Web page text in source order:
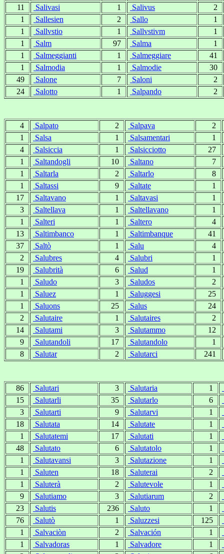
11
Salivasi 1 Salivus
2
1
Sallesien 2 Sallo
1
1
Sallvstio 1 Sallvstivm
1
1
Salm 97 Salma
1
1
Salmeggianti 1 Salmeggiare
41
1
Salmodia 1 Salmodie
30
49
Salone 7 Saloni
2
24
Salotto 1 Salpando 2
4 Salpato 2 Salpava
2
1
Salsa 1 Salsamentari
1
4
Salsiccia 1 Salsicciotto
27
1
Saltandogli 10 Saltano
7
1
Saltarla 2 Saltarlo
8
1
Saltassi 9 Saltate
1
17
Saltavano 1 Saltavasi
1
3
Saltellava 1 Saltellavano
1
1
Salteri 1 Saltero
4
13
Saltimbanco 1 Saltimbanque
41
37
Saltò 1 Salu
4
2
Salubres 4 Salubri
1
19
Salubrità 6 Salud
1
1
Saludo 3 Saludos
2
1
Saluez 1 Saluggesi
25
1
Saluons 25 Salus
24
2
Salutaire 1 Salutaires
2
14
Salutami 3 Salutammo
12
9
Salutandoli 17 Salutandolo
1
8
Salutar 2 Salutarci 241
86 Salutari 3 Salutaria 1
15
Salutarli 35 Salutarlo 6
3
Salutarti 9 Salutarvi 1
18
Salutata 14 Salutate 1
1
Salutatemi 17 Salutati 1
48
Salutato 6 Salutatolo 1
1
Salutavansi 3 Salutazione 1
1
Saluten 18 Saluterai 2
1
Saluterà 2 Salutevole 1
9
Salutiamo 3 Salutiarum 2
23
Salutis 236 Saluto 1
76
Salutò 1 Saluzzesi 125
1
Salvaciòn 2 Salvación 1
1
Salvadoras 1 Salvadore 1